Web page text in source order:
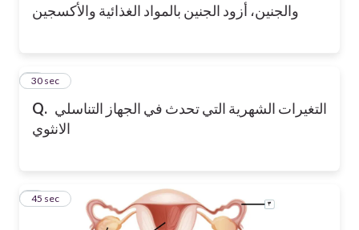
والجنين، أزود الجنين بالمواد الغذائية والأكسجين
Q. التغيرات الشهرية التي تحدث في الجهاز التناسلي
الانثوي
7
30 sec
8
45 sec